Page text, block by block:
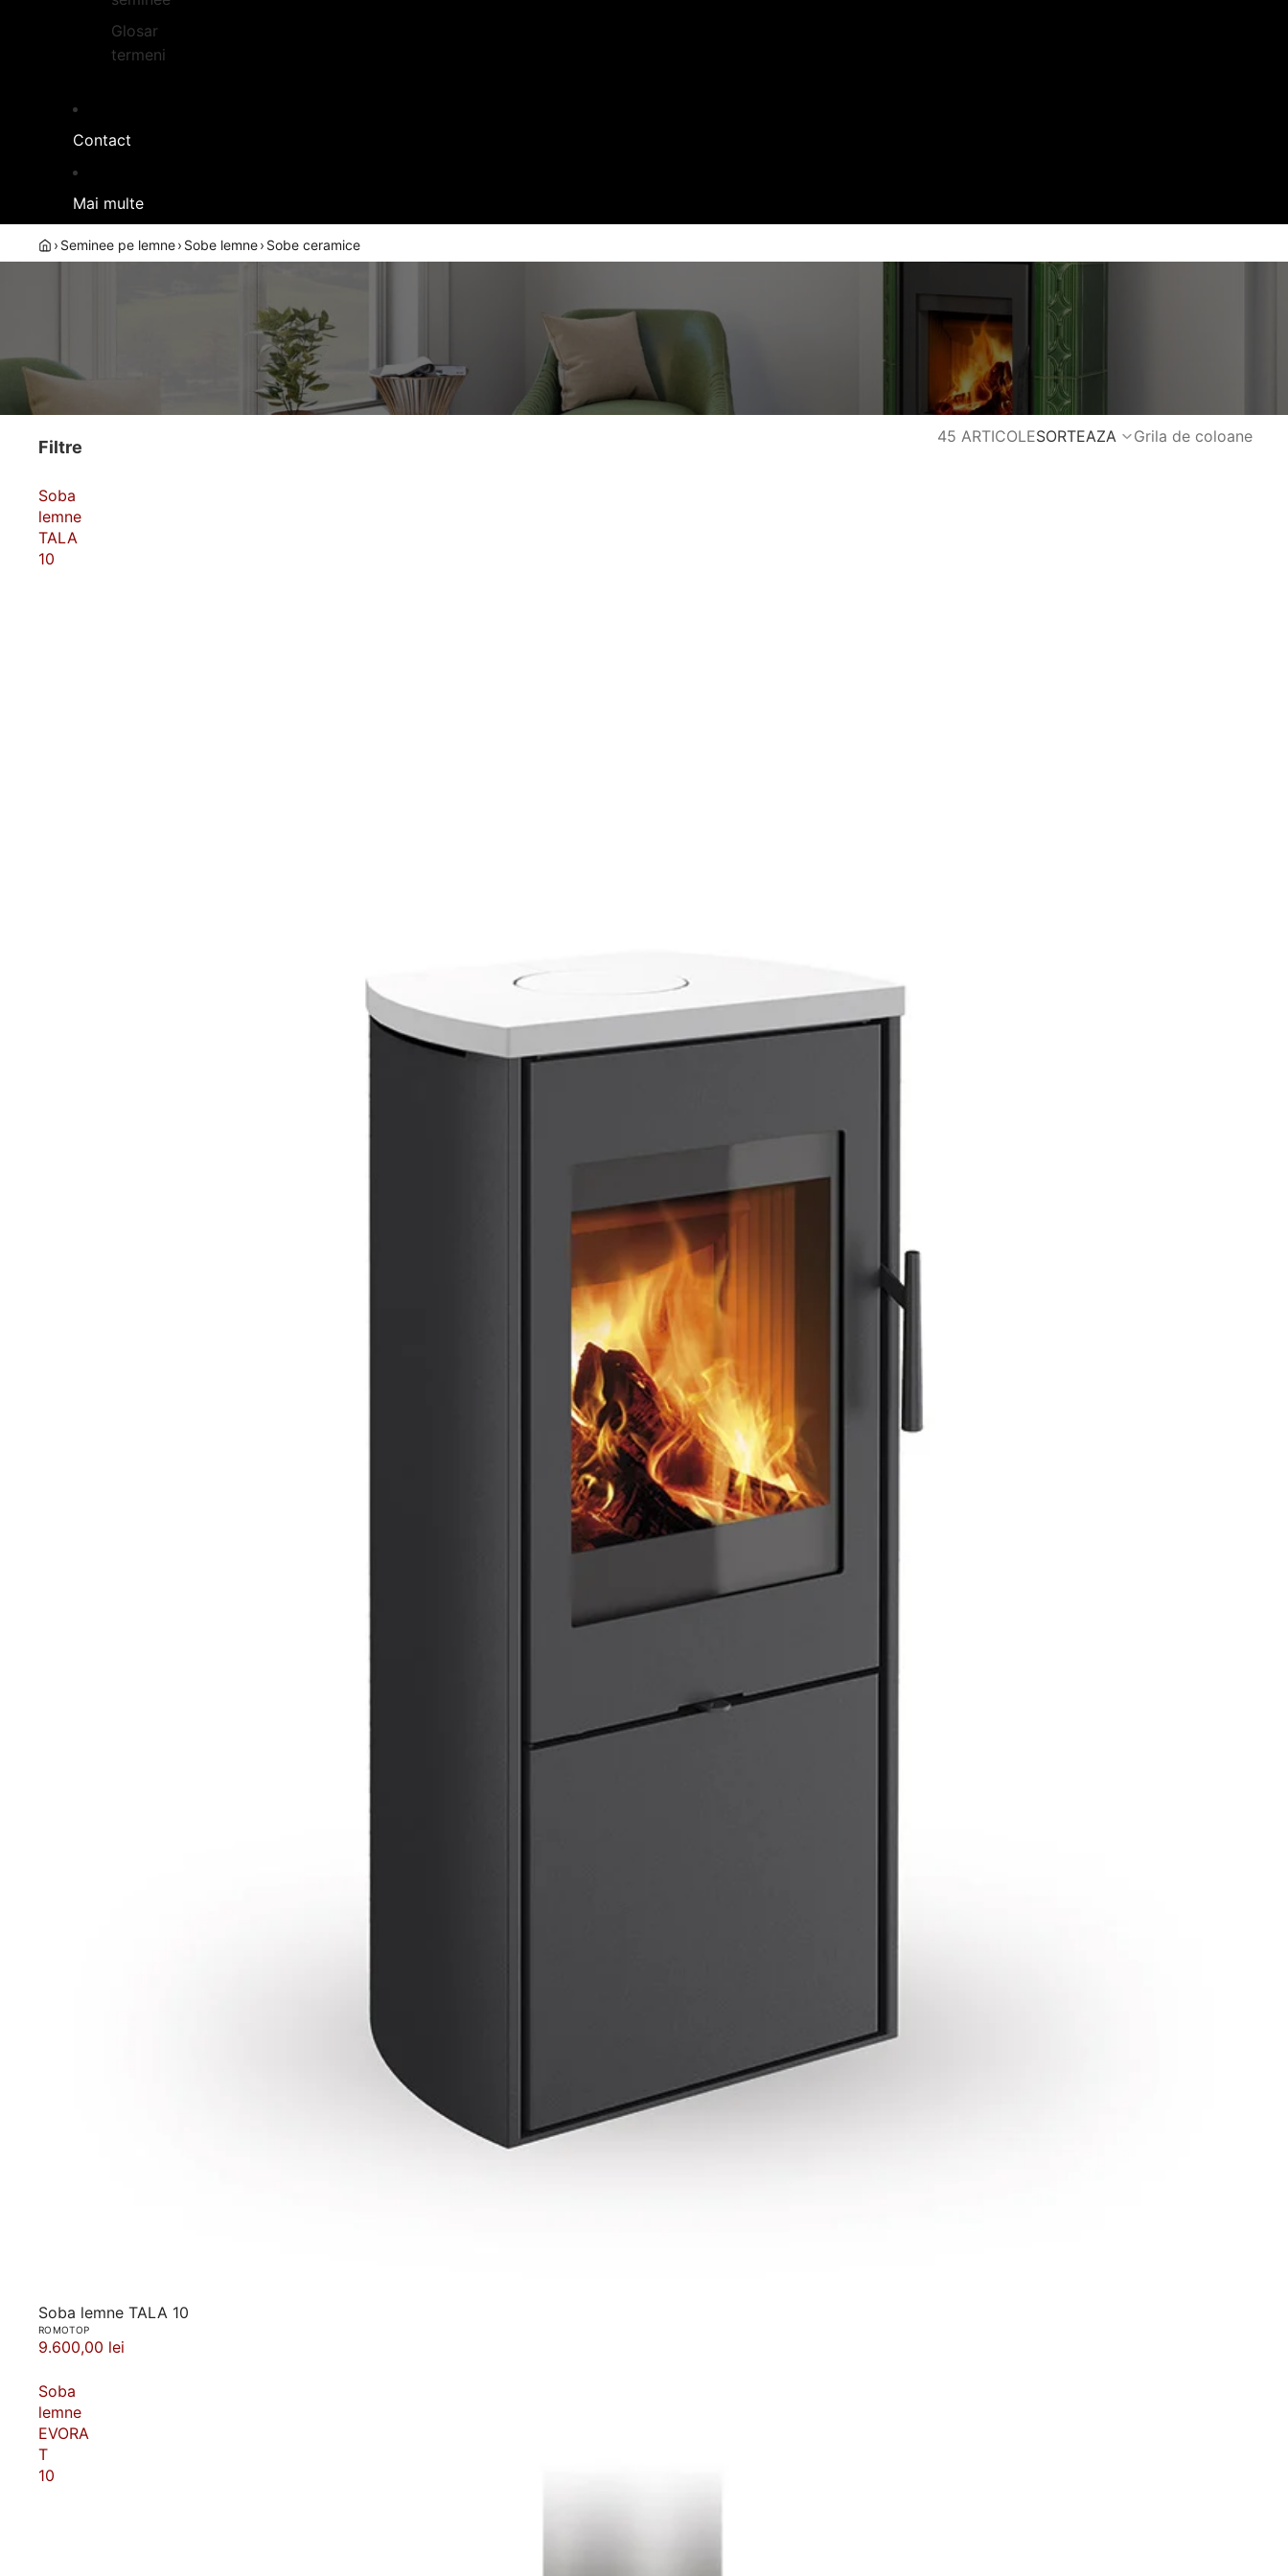
Glosar
termeni
Contact
Mai multe
› Seminee pe lemne› Sobe lemne› Sobe ceramice
element de design in orice interior.
Randament peste 80%
Dealer autorizat Romotop
Montaj autorizat
Garantie 5 ani
Filtre
45 ARTICOLESORTEAZA Grila de coloane
Soba
lemne
TALA
10
Soba lemne TALA 10
ROMOTOP
9.600,00 lei
Soba
lemne
EVORA
T
10